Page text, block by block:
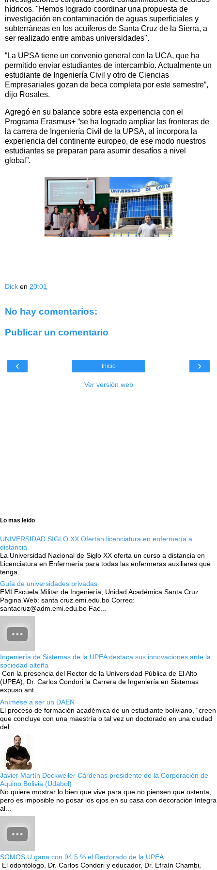
hídricos. "Hemos logrado coordinar una propuesta de
investigación en contaminación de aguas superficiales y
subterráneas en los acuíferos de Santa Cruz de la Sierra, a
ser realizado entre ambas universidades".
“La UPSA tiene un convenio general con la UCA, que ha
permitido enviar estudiantes de intercambio. Actualmente un
estudiante de Ingeniería Civil y otro de Ciencias
Empresariales gozan de beca completa por este semestre”,
dijo Rosales.
Agregó en su balance sobre esta experiencia con el
Programa Erasmus+ “se ha logrado ampliar las fronteras de
la carrera de Ingeniería Civil de la UPSA, al incorpora la
experiencia del continente europeo, de ese modo nuestros
estudiantes se preparan para asumir desafíos a nivel
global”.
Dick en 20:01
No hay comentarios:
Publicar un comentario
‹ ›
Inicio
Ver versión web
Lo mas leido
UNIVERSIDAD SIGLO XX Ofertan licenciatura en enfermería a
distancia
La Universidad Nacional de Siglo XX oferta un curso a distancia en
Licenciatura en Enfermería para todas las enfermeras auxiliares que
tenga...
Guía de universidades privadas
EMI Escuela Militar de Ingeniería, Unidad Académica Santa Cruz
Pagina Web: santa cruz.emi.edu.bo Correo:
santacruz@adm.emi.edu.bo Fac...
Ingeniería de Sistemas de la UPEA destaca sus innovaciones ante la
sociedad alteña
Con la presencia del Rector de la Universidad Pública de El Alto
(UPEA), Dr. Carlos Condori la Carrera de Ingeniería en Sistemas
expuso ant...
Anímese a ser un DAEN
El proceso de formación académica de un estudiante boliviano, “creen
que concluye con una maestría o tal vez un doctorado en una ciudad
del ...
Javier Martín Dockweiler Cárdenas presidente de la Corporación de
Aquino Bolivia (Udabol)
No quiere mostrar lo bien que vive para que no piensen que ostenta,
pero es imposible no posar los ojos en su casa con decoración íntegra
al...
SOMOS U gana con 94.5 % el Rectorado de la UPEA
El odontólogo, Dr. Carlos Condori y educador, Dr. Efraín Chambi,